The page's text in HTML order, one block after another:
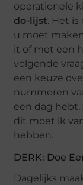
operationele
do-lijst. Het
u moet
it of met een
volgende
een keuze
nummeren
een dag hebt,
dit moet ik
hebben.
DERK: Doe
Dagelijks